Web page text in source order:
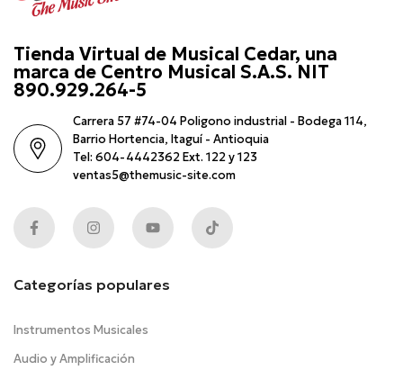
Tienda Virtual de Musical Cedar, una
marca de Centro Musical S.A.S. NIT
890.929.264-5
Carrera 57 #74-04 Poligono industrial - Bodega 114,
Barrio Hortencia, Itaguí - Antioquia
Tel: 604-4442362 Ext. 122 y 123
ventas5@themusic-site.com
Categorías populares
Instrumentos Musicales
Audio y Amplificación